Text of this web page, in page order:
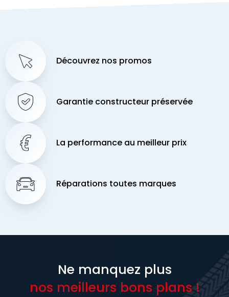
Découvrez nos promos
Garantie constructeur préservée
La performance au meilleur prix
Réparations toutes marques
Ne manquez plus
nos meilleurs bons plans !